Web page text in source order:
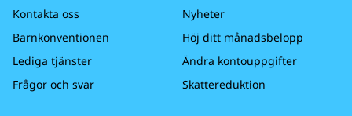
Kontakta oss
Barnkonventionen
Lediga tjänster
Frågor och svar
Nyheter
Höj ditt månadsbelopp
Ändra kontouppgifter
Skattereduktion